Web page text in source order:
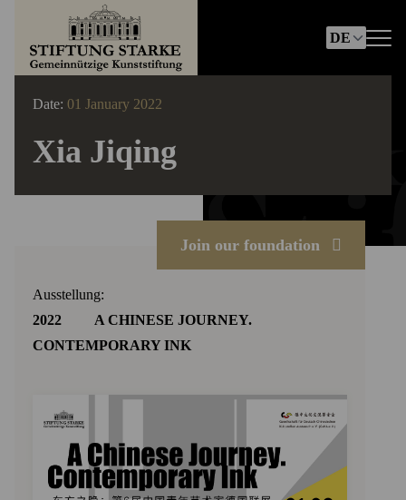
Date: 01 January 2022
Xia Jiqing
Join our foundation
Ausstellung:
2022 A CHINESE JOURNEY.
CONTEMPORARY INK